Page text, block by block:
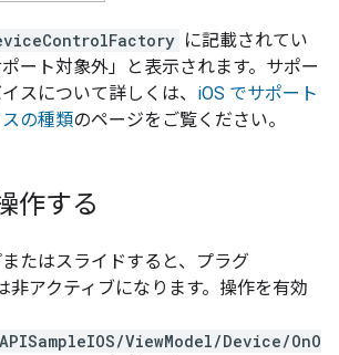
に記載されてい
ート対象外」と表示されます。サポー
スについて詳しくは、 iOS でサポート
の種類のページをご覧ください。
作する
たはスライドすると、プラグ
非アクティブになります。操作を有効
ViewModel/Device/OnO